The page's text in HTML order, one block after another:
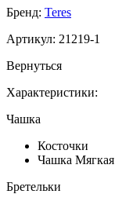
Бренд: Teres
Артикул: 21219-1
Вернуться
Характеристики:
Чашка
Косточки
Чашка Мягкая
Бретельки